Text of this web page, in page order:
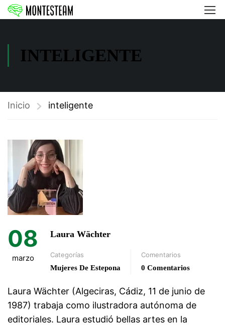
INTELIGENTE
Inicio inteligente
08
marzo
Laura Wächter
Categorías
Mujeres De Estepona
Comentarios
0 Comentarios
Laura Wächter (Algeciras, Cádiz, 11 de junio de
1987) trabaja como ilustradora autónoma de
editoriales. Laura estudió bellas artes en la